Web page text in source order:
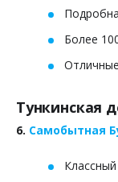
Более
Тункинская
6. Самобытная